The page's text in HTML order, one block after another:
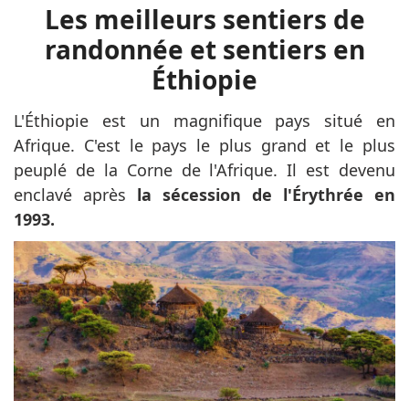
Les meilleurs sentiers de
randonnée et sentiers en
Éthiopie
L'Éthiopie est un magnifique pays situé en
Afrique. C'est le pays le plus grand et le plus
peuplé de la Corne de l'Afrique. Il est devenu
enclavé après la sécession de l'Érythrée en
1993.